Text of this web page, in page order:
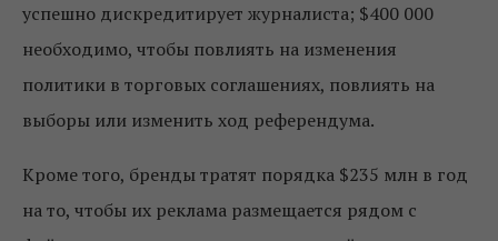
успешно дискредитирует журналиста; $400 000
необходимо, чтобы повлиять на изменения
политики в торговых соглашениях, повлиять на
выборы или изменить ход референдума.
Кроме того, бренды тратят порядка $235 млн в год
на то, чтобы их реклама размещается рядом с